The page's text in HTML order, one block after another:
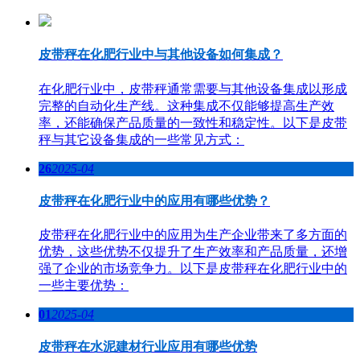
皮带秤在化肥行业中与其他设备如何集成？
在化肥行业中，皮带秤通常需要与其他设备集成以形成
完整的自动化生产线。这种集成不仅能够提高生产效
率，还能确保产品质量的一致性和稳定性。以下是皮带
秤与其它设备集成的一些常见方式：
262025-04
皮带秤在化肥行业中的应用有哪些优势？
皮带秤在化肥行业中的应用为生产企业带来了多方面的
优势，这些优势不仅提升了生产效率和产品质量，还增
强了企业的市场竞争力。以下是皮带秤在化肥行业中的
一些主要优势：
012025-04
皮带秤在水泥建材行业应用有哪些优势